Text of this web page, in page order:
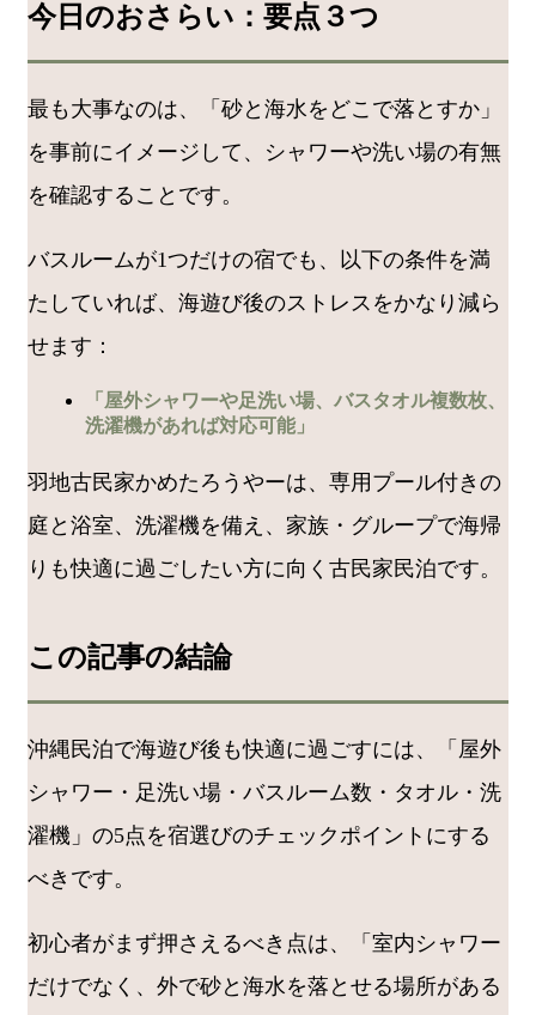
今日のおさらい：要点３つ
最も大事なのは、「砂と海水をどこで落とすか」
を事前にイメージして、シャワーや洗い場の有無
を確認することです。
バスルームが1つだけの宿でも、以下の条件を満
たしていれば、海遊び後のストレスをかなり減ら
せます：
「屋外シャワーや足洗い場、バスタオル複数枚、
洗濯機があれば対応可能」
羽地古民家かめたろうやーは、専用プール付きの
庭と浴室、洗濯機を備え、家族・グループで海帰
りも快適に過ごしたい方に向く古民家民泊です。
この記事の結論
沖縄民泊で海遊び後も快適に過ごすには、「屋外
シャワー・足洗い場・バスルーム数・タオル・洗
濯機」の5点を宿選びのチェックポイントにする
べきです。
初心者がまず押さえるべき点は、「室内シャワー
だけでなく、外で砂と海水を落とせる場所がある